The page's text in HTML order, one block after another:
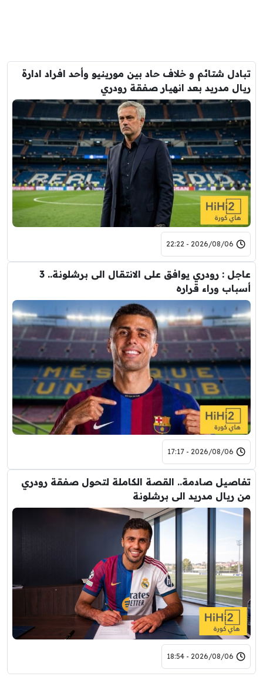
تبادل شتائم و خلاف حاد بين مورينيو وأحد افراد ادارة
ريال مدريد بعد انهيار صفقة رودري
2026/08/06 - 22:22
عاجل : رودري يوافق على الانتقال الى برشلونة.. 3
أسباب وراء قراره
2026/08/06 - 17:17
تفاصيل صادمة.. القصة الكاملة لتحول صفقة رودري
من ريال مدريد الى برشلونة
2026/08/06 - 18:54